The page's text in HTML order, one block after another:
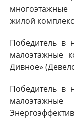
жилой комплекс
Победитель в
малоэтажные
Дивное»
Победитель в